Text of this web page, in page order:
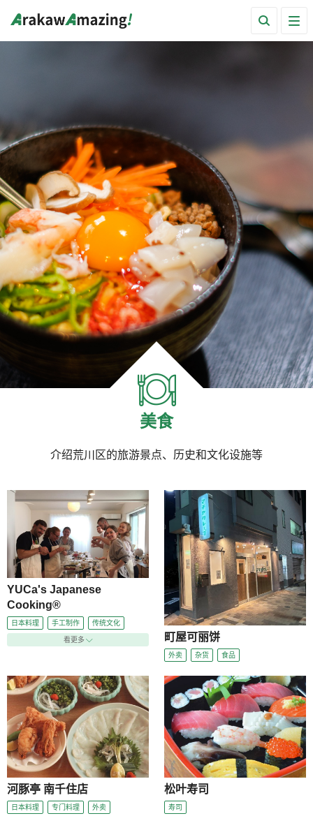
美食
介绍荒川区的旅游景点、历史和文化设施等
YUCa's Japanese
Cooking®
日本料理 手工制作 传统文化
看更多 町屋可丽饼
外卖 杂货 食品
河豚亭 南千住店
日本料理 专门料理 外卖
松叶寿司
寿司